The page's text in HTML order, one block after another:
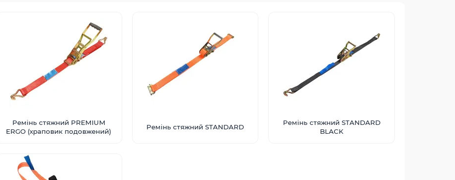
Ремінь стяжний PREMIUM
ERGO (храповик подовжений)
Ремінь стяжний STANDARD
Ремінь стяжний STANDARD
BLACK